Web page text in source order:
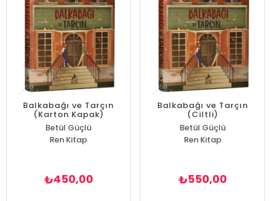
Balkabağı ve Tarçın
(Karton Kapak)
Betül Güçlü
Ren Kitap
₺450,00
Balkabağı ve Tarçın
(Ciltli)
Betül Güçlü
Ren Kitap
₺550,00